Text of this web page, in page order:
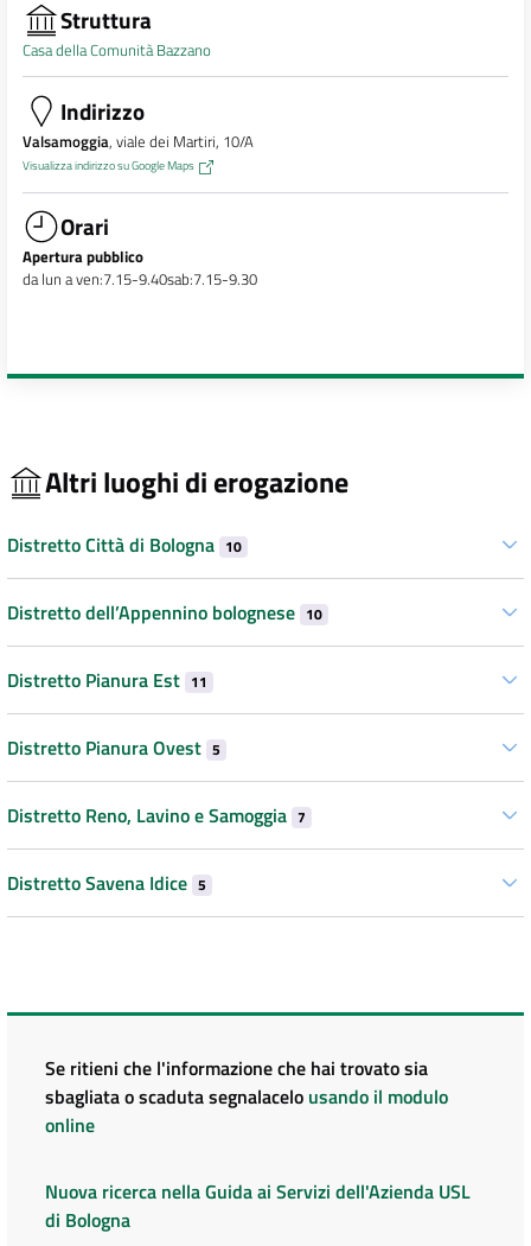
Struttura
Casa della Comunità Bazzano
Indirizzo
Valsamoggia, viale dei Martiri, 10/A
Visualizza indirizzo su Google Maps
Orari
Apertura pubblico
da lun a ven:7.15-9.40sab:7.15-9.30
Altri luoghi di erogazione
Distretto Città di Bologna 10
Distretto dell’Appennino bolognese 10
Distretto Pianura Est 11
Distretto Pianura Ovest 5
Distretto Reno, Lavino e Samoggia 7
Distretto Savena Idice 5
Se ritieni che l'informazione che hai trovato sia
sbagliata o scaduta segnalacelo usando il modulo
online
Nuova ricerca nella Guida ai Servizi dell'Azienda USL
di Bologna